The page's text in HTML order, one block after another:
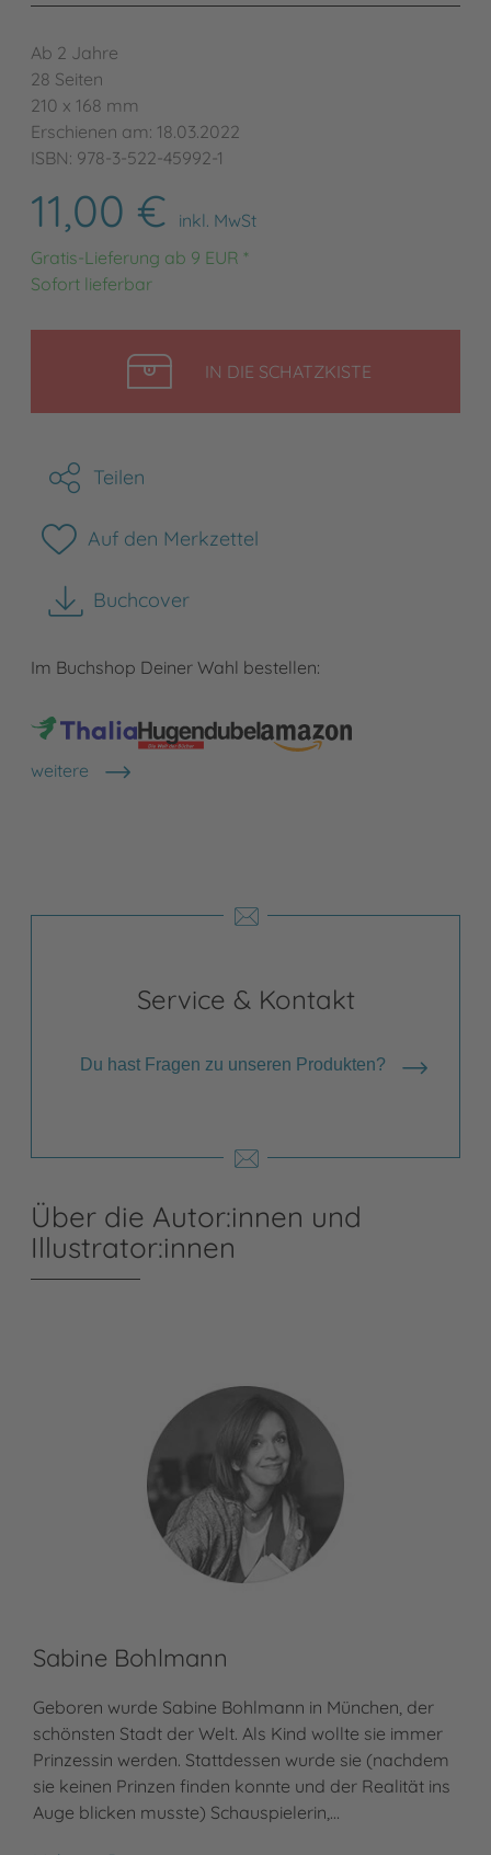
Ab 2 Jahre
28 Seiten
210 x 168 mm
Erschienen am: 18.03.2022
ISBN: 978-3-522-45992-1
11,00 €
inkl. MwSt
Gratis-Lieferung ab 9 EUR *
Sofort lieferbar
IN DIE SCHATZKISTELEGEN
Teilen
Auf den Merkzettel
Buchcover
herunterladen
Im Buchshop Deiner Wahl bestellen:
weitere
Shops anzeigen
Service & Kontakt
Du hast Fragen zu unseren Produkten?
Über die Autor:innen und
Illustrator:innen
Sabine Bohlmann
Geboren wurde Sabine Bohlmann in München, der
schönsten Stadt der Welt. Als Kind wollte sie immer
Prinzessin werden. Stattdessen wurde sie (nachdem
sie keinen Prinzen finden konnte und der Realität ins
Auge blicken musste) Schauspielerin,…